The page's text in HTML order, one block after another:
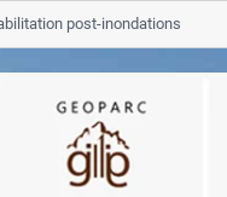
post-inondations